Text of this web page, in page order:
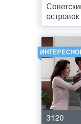
3120